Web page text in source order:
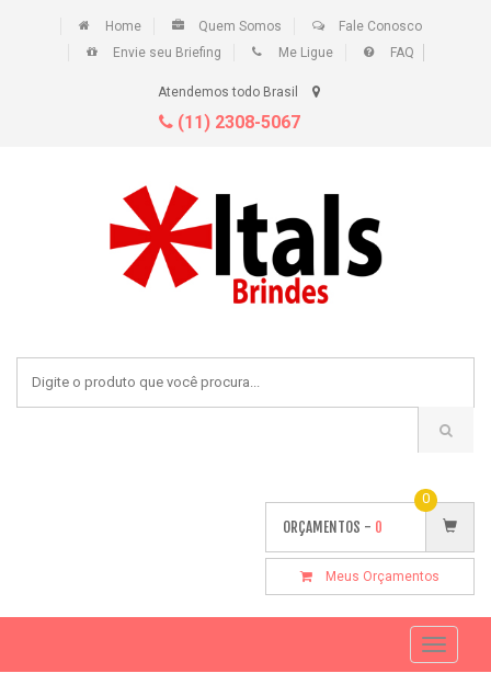
Home Quem Somos
Fale Conosco
Envie seu Briefing
Me Ligue FAQ
Atendemos todo Brasil
(11) 2308-5067
ORÇAMENTOS - 0
0
Meus Orçamentos
Toggle